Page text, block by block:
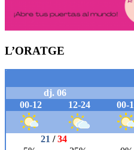
L’ORATGE